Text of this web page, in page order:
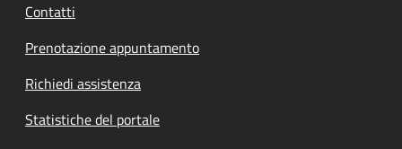
Contatti
Prenotazione appuntamento
Richiedi assistenza
Statistiche del portale